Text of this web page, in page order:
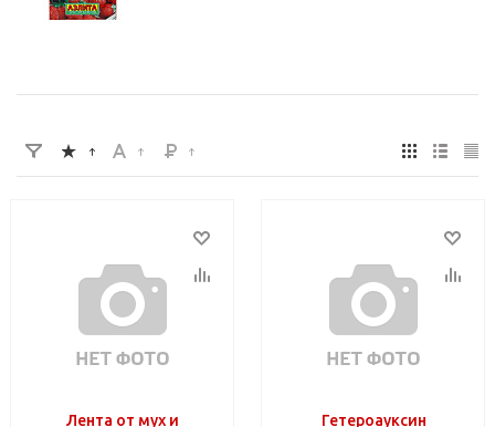
Лента от мух и
Гетероауксин